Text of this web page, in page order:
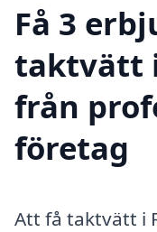
Få 3
taktvätt
från
företag
Att få taktvätt i